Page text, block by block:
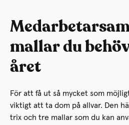
mallar du
året
För att få ut så mycket som
viktigt att ta dom på allvar. Den
trix och tre mallar som du kan